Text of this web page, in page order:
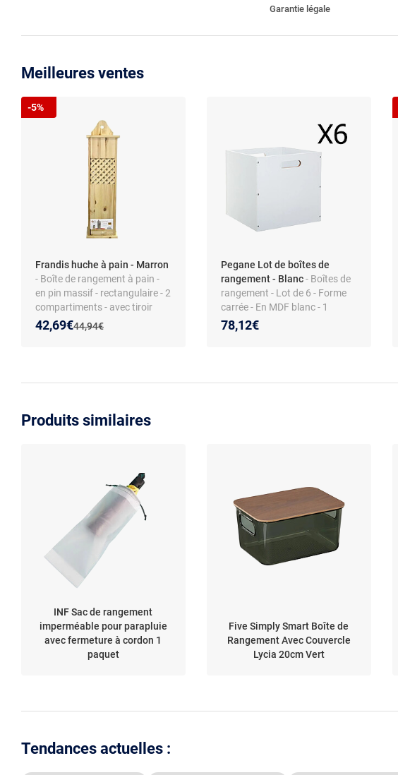
Garantie légale
Meilleures ventes
Frandis huche à pain - Marron
- Boîte de rangement à pain -
en pin massif - rectangulaire - 2
compartiments - avec tiroir
Ancien prix :
44,94€
Nouveau prix :
42,69€
Réduction de :
-5%
Pegane Lot de boîtes de
rangement - Blanc- Boîtes de
rangement - Lot de 6 - Forme
carrée - En MDF blanc - 1
compartiment
78,12€
Produits similaires
INF Sac de rangement
imperméable pour parapluie
avec fermeture à cordon 1
paquet
Five Simply Smart Boîte de
Rangement Avec Couvercle
Lycia 20cm Vert
Tendances actuelles :